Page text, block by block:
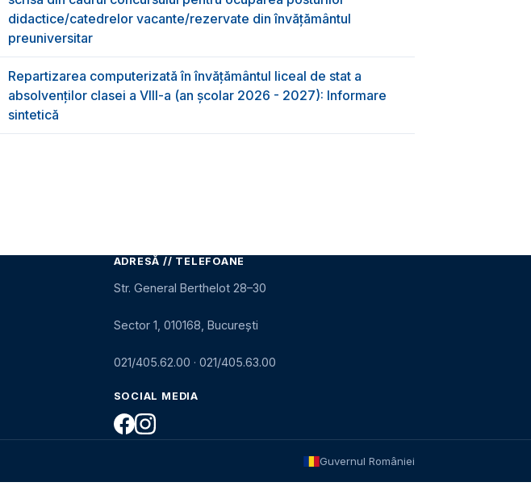
didactice/catedrelor vacante/rezervate din învăţământul
preuniversitar
Repartizarea computerizată în învăţământul liceal de stat a
absolvenţilor clasei a VIII-a (an școlar 2026 - 2027): Informare
sintetică
ADRESĂ // TELEFOANE
Str. General Berthelot 28–30
Sector 1, 010168, București
021/405.62.00 · 021/405.63.00
SOCIAL MEDIA
Guvernul României